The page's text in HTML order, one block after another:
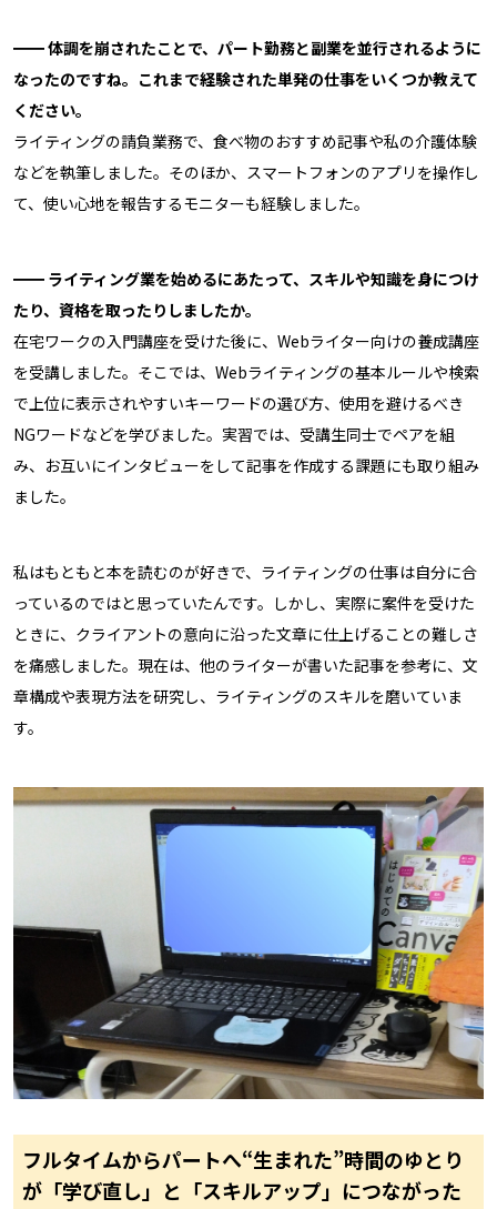
━━ 体調を崩されたことで、パート勤務と副業を並行されるように
なったのですね。これまで経験された単発の仕事をいくつか教えて
ください。
ライティングの請負業務で、食べ物のおすすめ記事や私の介護体験
などを執筆しました。そのほか、スマートフォンのアプリを操作し
て、使い心地を報告するモニターも経験しました。
━━ ライティング業を始めるにあたって、スキルや知識を身につけ
たり、資格を取ったりしましたか。
在宅ワークの入門講座を受けた後に、Webライター向けの養成講座
を受講しました。そこでは、Webライティングの基本ルールや検索
で上位に表示されやすいキーワードの選び方、使用を避けるべき
NGワードなどを学びました。実習では、受講生同士でペアを組
み、お互いにインタビューをして記事を作成する課題にも取り組み
ました。
私はもともと本を読むのが好きで、ライティングの仕事は自分に合
っているのではと思っていたんです。しかし、実際に案件を受けた
ときに、クライアントの意向に沿った文章に仕上げることの難しさ
を痛感しました。現在は、他のライターが書いた記事を参考に、文
章構成や表現方法を研究し、ライティングのスキルを磨いていま
す。
フルタイムからパートへ――“生まれた”時間のゆとり
が「学び直し」と「スキルアップ」につながった